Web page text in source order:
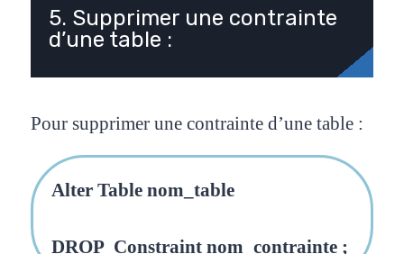
5. Supprimer une contrainte
d’une table :
Pour supprimer une contrainte d’une table :
Alter Table nom_table
DROP Constraint nom_contrainte ;